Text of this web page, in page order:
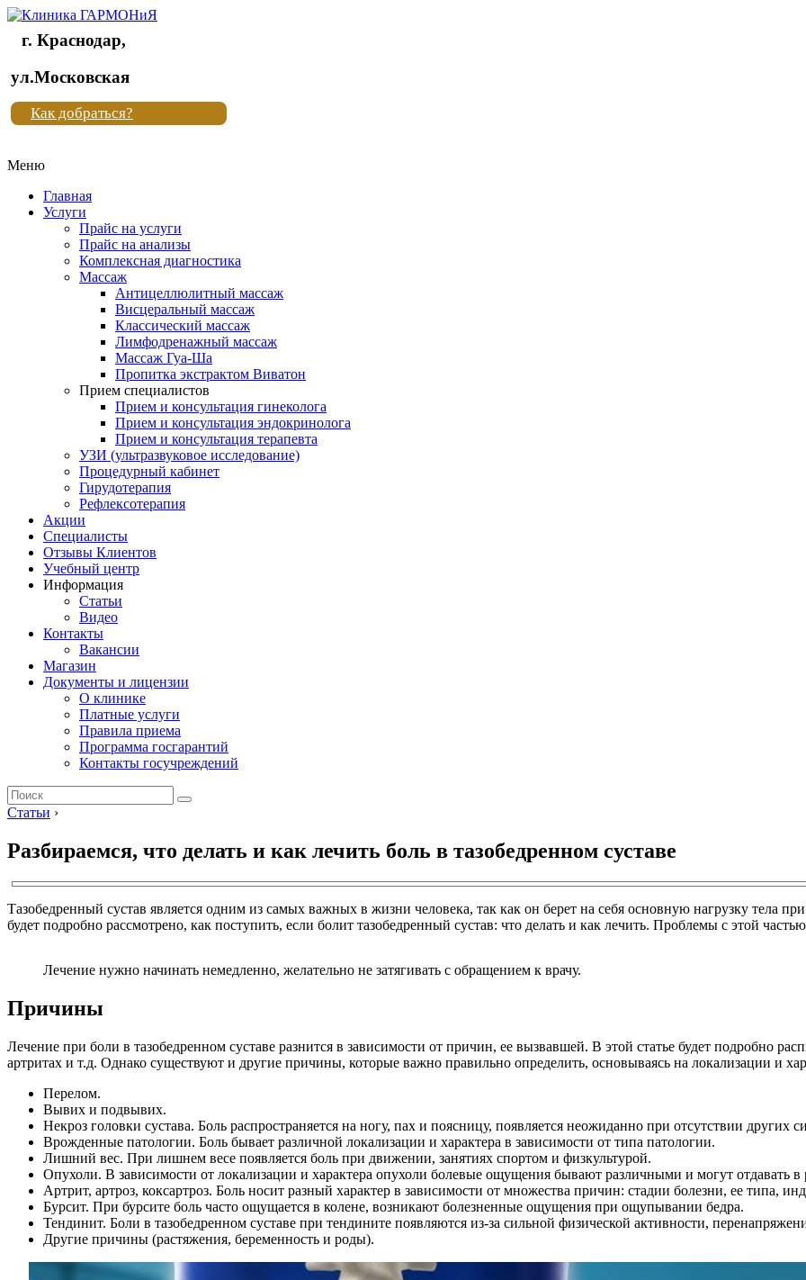
Клиника
"Новая
жизнь"
Клиника
жизнь"
г. Краснодар,
ул.Московская
Как добраться?
Меню
Главная
Услуги
Прайс на услуги
Прайс на анализы
Комплексная диагностика
Массаж
Антицеллюлитный массаж
Висцеральный массаж
Классический массаж
Лимфодренажный массаж
Массаж Гуа-Ша
Пропитка экстрактом Виватон
Прием специалистов
Прием и консультация гинеколога
Прием и консультация эндокринолога
Прием и консультация терапевта
УЗИ (ультразвуковое исследование)
Процедурный кабинет
Гирудотерапия
Рефлексотерапия
Акции
Специалисты
Отзывы Клиентов
Учебный центр
Информация
Статьи
Видео
Контакты
Вакансии
Магазин
Документы и лицензии
О клинике
Платные услуги
Правила приема
Программа госгарантий
Контакты госучреждений
Статьи ›
Разбираемся, что делать и как лечить боль в тазобедренном суставе
Тазобедренный сустав является одним из самых важных в жизни человека, так как он берет на себя основную нагрузку тела
будет подробно рассмотрено, как поступить, если болит тазобедренный сустав: что делать и как лечить. Проблемы с этой
Лечение нужно начинать немедленно, желательно не затягивать с обращением к врачу.
Причины
Лечение при боли в тазобедренном суставе разнится в зависимости от причин, ее вызвавшей. В этой статье будет подробно
артритах и т.д. Однако существуют и другие причины, которые важно правильно определить, основываясь на локализации и
Перелом.
Вывих и подвывих.
Некроз головки сустава. Боль распространяется на ногу, пах и поясницу, появляется неожиданно при отсутствии других
Врожденные патологии. Боль бывает различной локализации и характера в зависимости от типа патологии.
Лишний вес. При лишнем весе появляется боль при движении, занятиях спортом и физкультурой.
Опухоли. В зависимости от локализации и характера опухоли болевые ощущения бывают различными и могут отдавать в
Артрит, артроз, коксартроз. Боль носит разный характер в зависимости от множества причин: стадии болезни, ее типа,
Бурсит. При бурсите боль часто ощущается в колене, возникают болезненные ощущения при ощупывании бедра.
Тендинит. Боли в тазобедренном суставе при тендините появляются из-за сильной физической активности,
Другие причины (растяжения, беременность и роды).